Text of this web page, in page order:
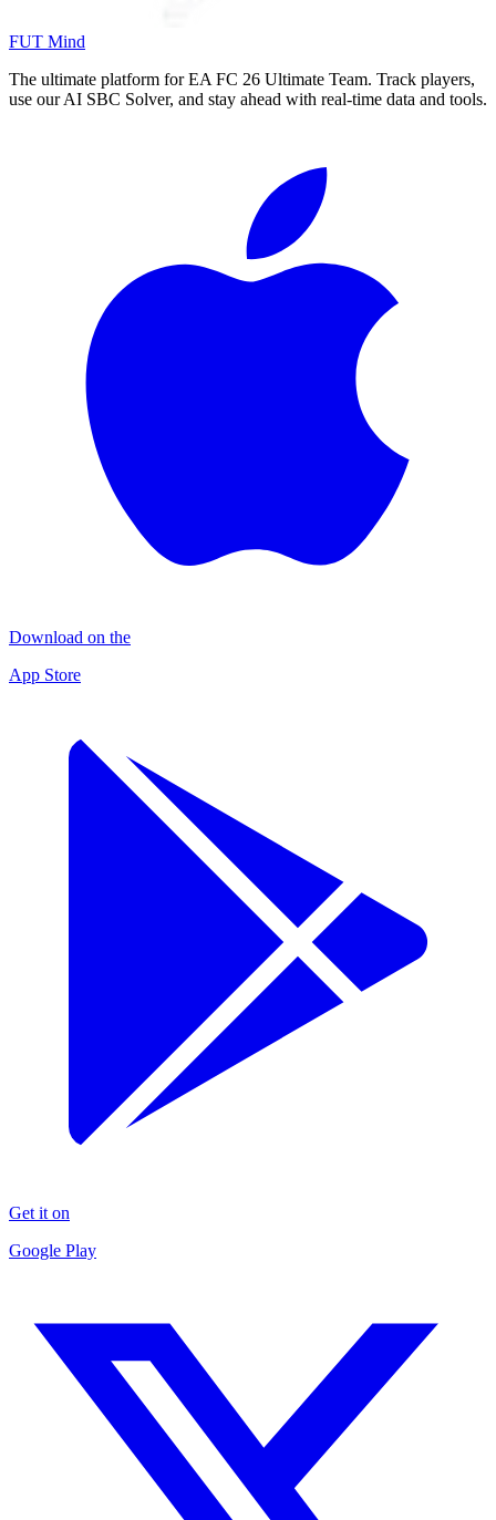
FUT Mind
The ultimate platform for EA FC 26 Ultimate Team. Track players,
use our AI SBC Solver, and stay ahead with real-time data and tools.
Download on the
App Store
Get it on
Google Play